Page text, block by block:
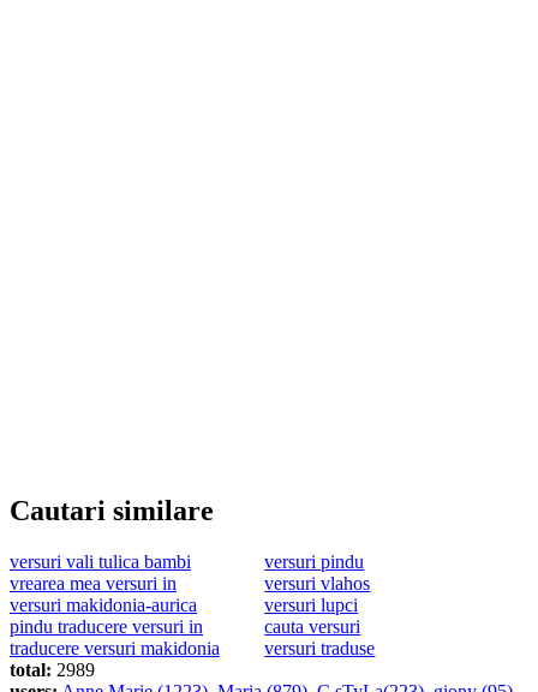
Cautari similare
versuri vali tulica bambi
versuri pindu
vrearea mea versuri in
versuri vlahos
versuri makidonia-aurica
versuri lupci
pindu traducere versuri in
cauta versuri
traducere versuri makidonia
versuri traduse
total: 2989